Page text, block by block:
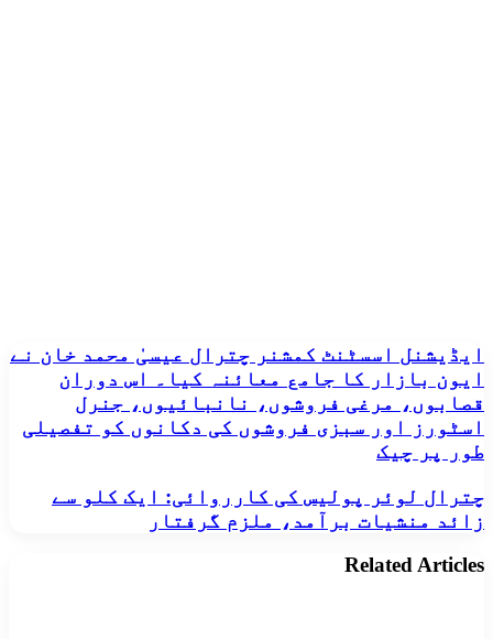
ایڈیشنل
اسسٹنٹ
کمشنر
چترال
عیسیٰ
محمد
نے
ایون
بازار
جامع
ایڈیشنل اسسٹنٹ کمشنر چترال عیسیٰ محمد خان نے
ایون بازار کا جامع معائنہ کیا۔ اس دوران
قصابوں، مرغی فروشوں، نانبائیوں، جنرل
اسٹورز اور سبزی فروشوں کی دکانوں کو تفصیلی
طور پر چیک
چترال
لوئر
پولیس
کارروائی:
چترال لوئر پولیس کی کارروائی: ایک کلو سے
زائد منشیات برآمد، ملزم گرفتار
Related Articles